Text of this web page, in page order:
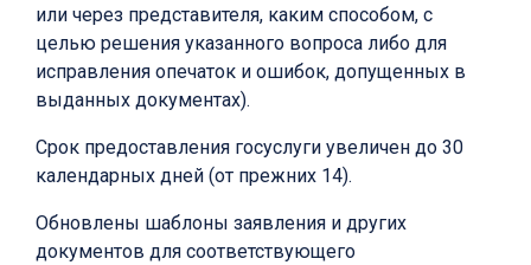
или через представителя, каким способом, с
целью решения указанного вопроса либо для
исправления опечаток и ошибок, допущенных в
выданных документах).
Срок предоставления госуслуги увеличен до 30
календарных дней (от прежних 14).
Обновлены шаблоны заявления и других
документов для соответствующего